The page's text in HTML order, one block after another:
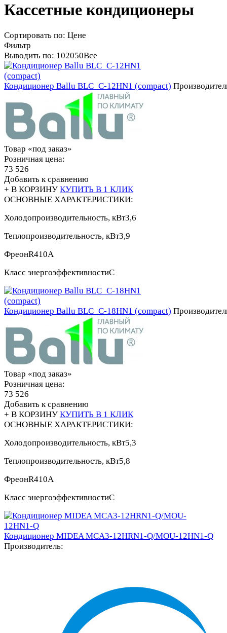
Кассетные кондиционеры
Сортировать по: Цене
Фильтр
Выводить по: 102050Все
Кондиционер Ballu BLC_C-12HN1 (compact)
Товар «под заказ»
Розничная цена:
73 526
Добавить к сравнению
+ В КОРЗИНУ КУПИТЬ В 1 КЛИК
ОСНОВНЫЕ ХАРАКТЕРИСТИКИ:
Холодопроизводительность, кВт3,6
Теплопроизводительность, кВт3,9
ФреонR410A
Класс энергоэффективностиС
Кондиционер Ballu BLC_C-18HN1 (compact)
Товар «под заказ»
Розничная цена:
73 526
Добавить к сравнению
+ В КОРЗИНУ КУПИТЬ В 1 КЛИК
ОСНОВНЫЕ ХАРАКТЕРИСТИКИ:
Холодопроизводительность, кВт5,3
Теплопроизводительность, кВт5,8
ФреонR410A
Класс энергоэффективностиС
Кондиционер MIDEA MCA3-12HRN1-Q/MOU-12HN1-Q
Производитель: